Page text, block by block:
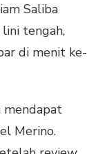
Saliba
lini tengah,
di menit ke-
mendapat
Merino.